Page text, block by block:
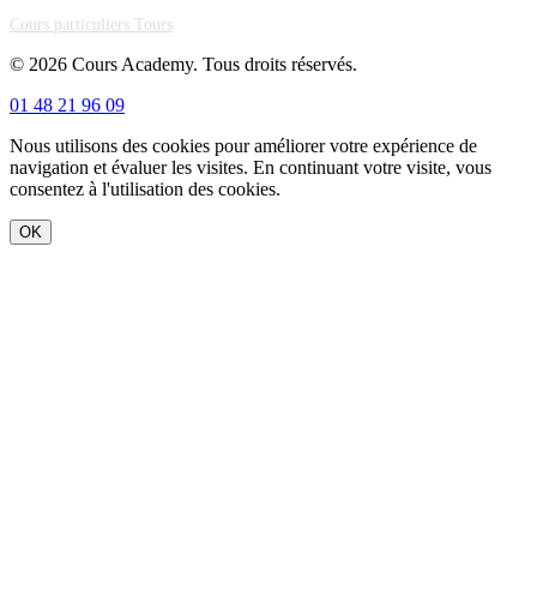
Cours particuliers Tours
© 2026 Cours Academy. Tous droits réservés.
01 48 21 96 09
Nous utilisons des cookies pour améliorer votre expérience de
navigation et évaluer les visites. En continuant votre visite, vous
consentez à l'utilisation des cookies.
OK